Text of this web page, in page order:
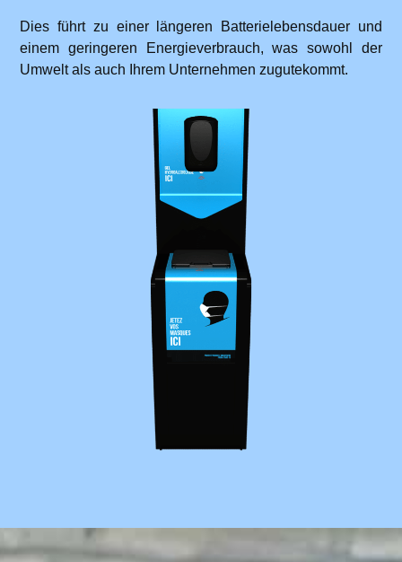
Dies führt zu einer längeren Batterielebensdauer und
einem geringeren Energieverbrauch, was sowohl der
Umwelt als auch Ihrem Unternehmen zugutekommt.